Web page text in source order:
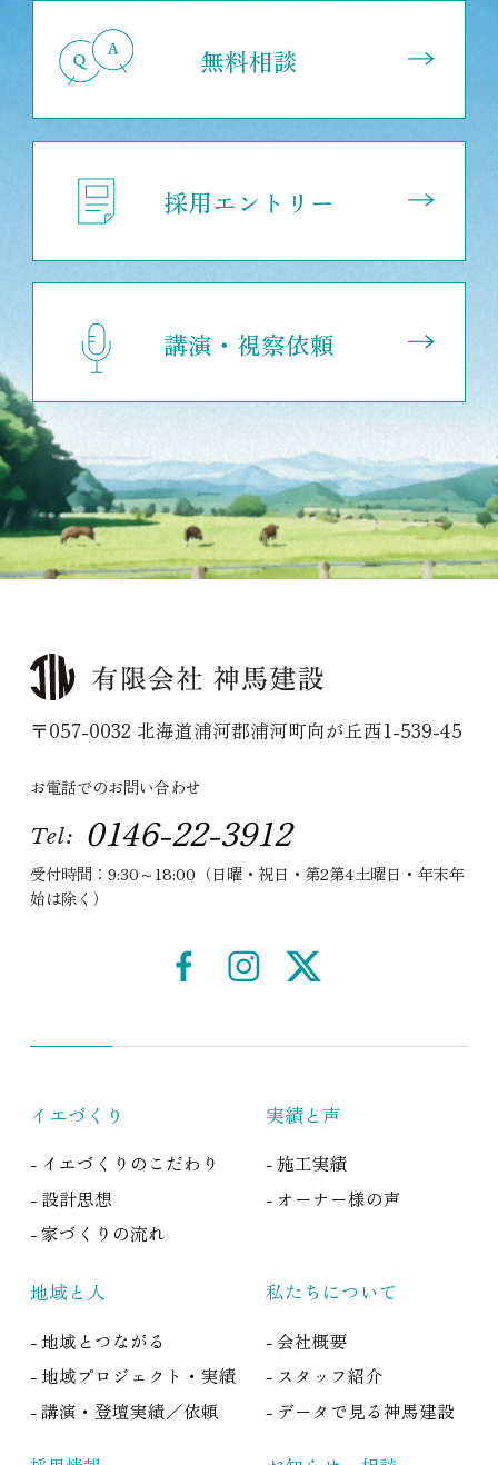
無料相談
採用エントリー
講演・視察依頼
〒057-0032 北海道浦河郡浦河町向が丘西1-539-45
お電話でのお問い合わせ
Tel: 0146-22-3912
受付時間：9:30～18:00（日曜・祝日・第2第4土曜日・年末年
始は除く）
イエづくり
- イエづくりのこだわり
- 設計思想
- 家づくりの流れ
実績と声
- 施工実績
- オーナー様の声
地域と人
- 地域とつながる
- 地域プロジェクト・実績
- 講演・登壇実績／依頼
私たちについて
- 会社概要
- スタッフ紹介
- データで見る神馬建設